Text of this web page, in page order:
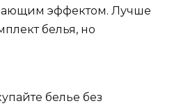
эффектом. Лучше
белья, но
белье без